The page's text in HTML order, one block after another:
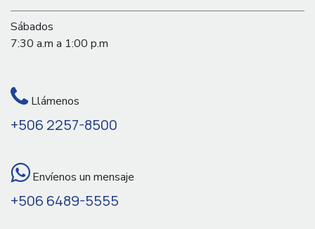
Sábados
7:30 a.m a 1:00 p.m
Llámenos
+506 2257-8500
Envíenos un mensaje
+506 6489-5555